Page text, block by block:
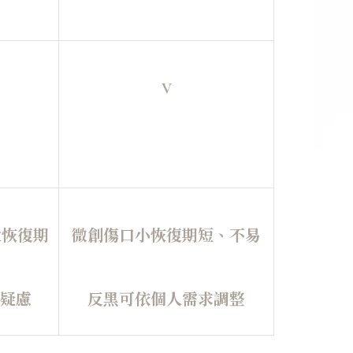
V
復期
慮
微創傷口小恢復期短、不易
反黑可依個人需求調整